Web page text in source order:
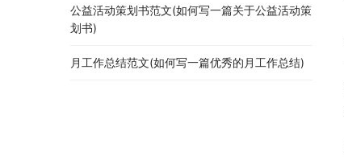
公益活动策划书范文(如何写一篇关于公益活动策
划书)
月工作总结范文(如何写一篇优秀的月工作总结)